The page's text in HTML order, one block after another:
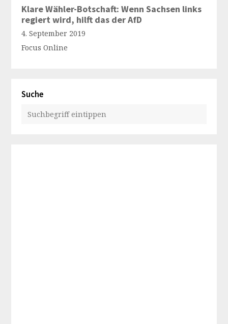
Klare Wähler-Botschaft: Wenn Sachsen links
regiert wird, hilft das der AfD
4. September 2019
Focus Online
Suche